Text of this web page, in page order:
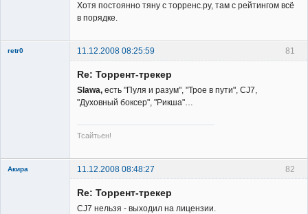
Хотя постоянно тяну с торренс.ру, там с рейтингом всё
в порядке.
81
retr0
11.12.2008 08:25:59
Re: Торрент-трекер
Slawa, есть "Пуля и разум", "Трое в пути", CJ7,
"Духовный боксер", "Рикша"…
Тсайтьен!
82
Акира 11.12.2008 08:48:27
Re: Торрент-трекер
CJ7 нельзя - выходил на лицензии.